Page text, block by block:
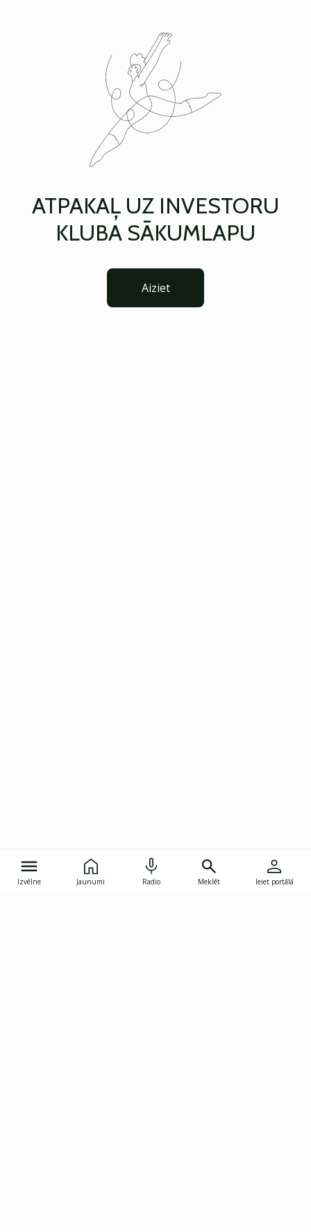
ATPAKAĻ UZ INVESTORU
KLUBA SĀKUMLAPU
Aiziet
Izvēlne Jaunumi Radio Meklēt Ieiet portālā